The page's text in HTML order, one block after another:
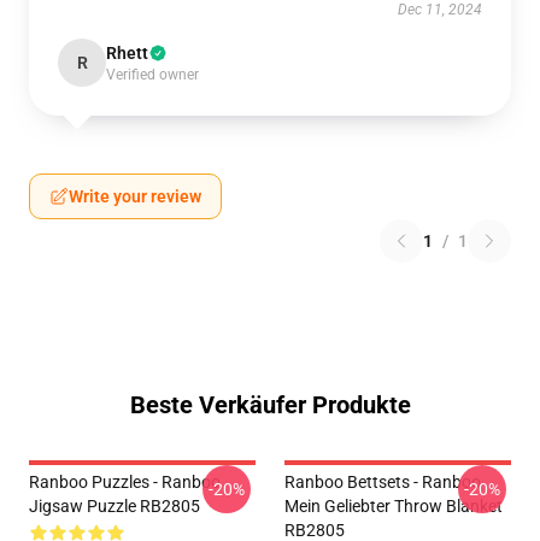
Dec 11, 2024
R Rhett
Verified owner
Write your review
1 / 1
Beste Verkäufer Produkte
Ranboo Puzzles - Ranboo
Jigsaw Puzzle RB2805
-20%
Ranboo Bettsets - Ranboo
Mein Geliebter Throw Blanket
RB2805
-20%